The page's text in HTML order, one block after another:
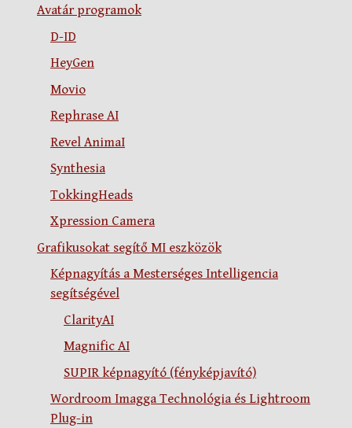
Avatár programok
D-ID
HeyGen
Movio
Rephrase AI
Revel AnimaI
Synthesia
TokkingHeads
Xpression Camera
Grafikusokat segítő MI eszközök
Képnagyítás a Mesterséges Intelligencia
segítségével
ClarityAI
Magnific AI
SUPIR képnagyító (fényképjavító)
Wordroom Imagga Technológia és Lightroom
Plug-in